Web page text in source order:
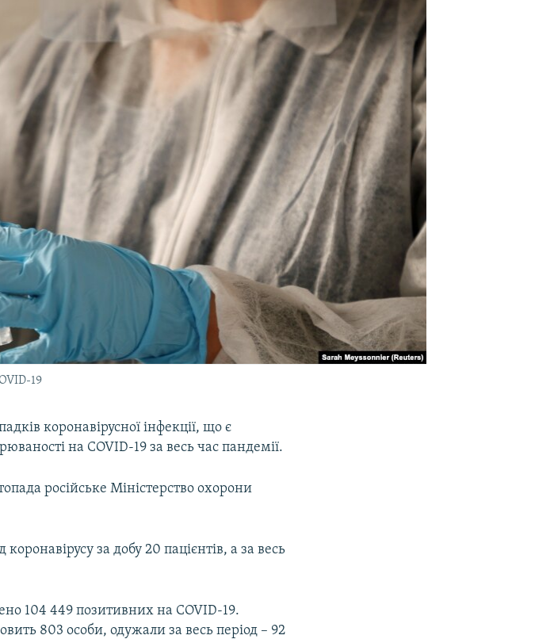
19
коронавірусної інфекції, що є
на COVID-19 за весь час пандемії.
російське Міністерство охорони
за добу 20 пацієнтів, а за весь
104 449 позитивних на COVID-19.
803 особи, одужали за весь період – 92